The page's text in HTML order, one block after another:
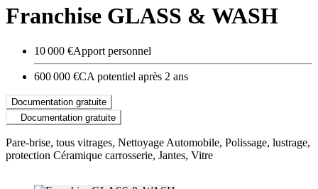
Franchise GLASS & WASH
10 000 €Apport personnel
600 000 €CA potentiel après 2 ans
Documentation gratuite
Documentation gratuite
Pare-brise, tous vitrages, Nettoyage Automobile, Polissage, lustrage,
protection Céramique carrosserie, Jantes, Vitre